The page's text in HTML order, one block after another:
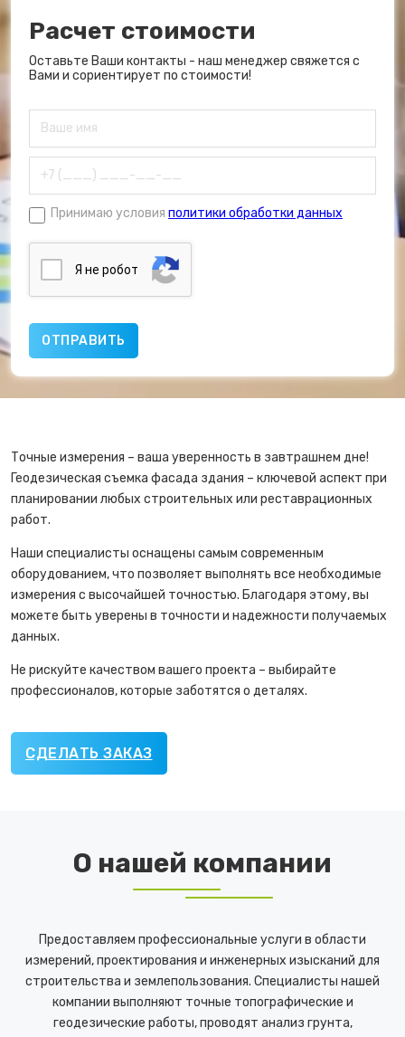
Расчет стоимости
Оставьте Ваши контакты - наш менеджер свяжется с
Вами и сориентирует по стоимости!
Принимаю условия политики обработки данных
Я нe poбoт
Точные измерения – ваша уверенность в завтрашнем дне!
Геодезическая съемка фасада здания – ключевой аспект при
планировании любых строительных или реставрационных
работ.
Наши специалисты оснащены самым современным
оборудованием, что позволяет выполнять все необходимые
измерения с высочайшей точностью. Благодаря этому, вы
можете быть уверены в точности и надежности получаемых
данных.
Не рискуйте качеством вашего проекта – выбирайте
профессионалов, которые заботятся о деталях.
СДЕЛАТЬ ЗАКАЗ
О нашей компании
Предоставляем профессиональные услуги в области
измерений, проектирования и инженерных изысканий для
строительства и землепользования. Специалисты нашей
компании выполняют точные топографические и
геодезические работы, проводят анализ грунта,